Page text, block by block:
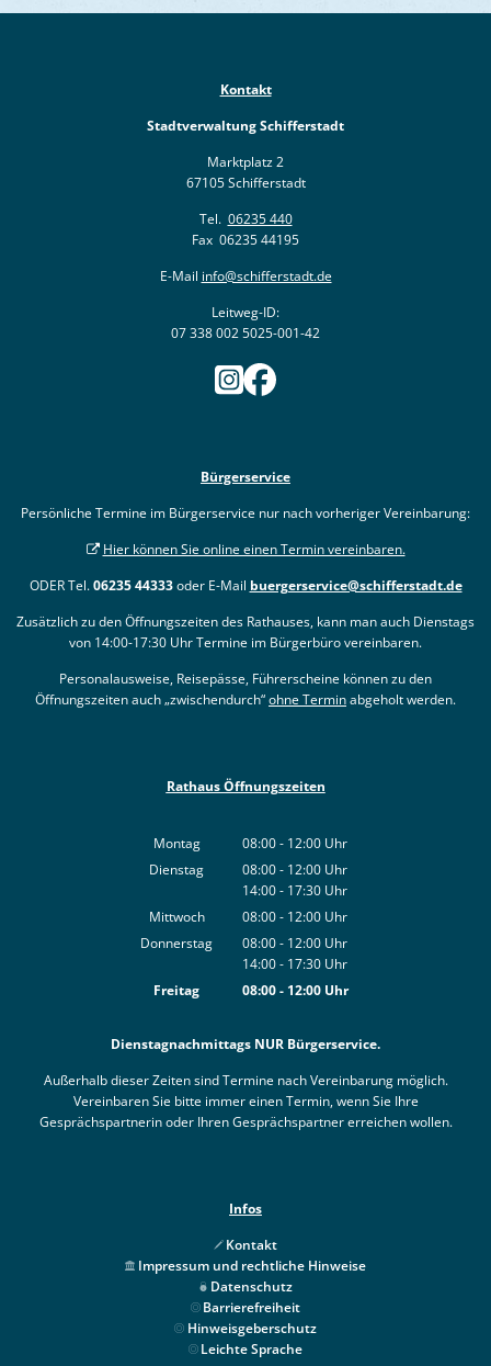
Kontakt
Stadtverwaltung Schifferstadt
Marktplatz 2
67105 Schifferstadt
Tel. 06235 440
Fax 06235 44195
E-Mail info@schifferstadt.de
Leitweg-ID:
07 338 002 5025-001-42
Bürgerservice
Persönliche Termine im Bürgerservice nur nach vorheriger Vereinbarung:
Hier können Sie online einen Termin vereinbaren.
ODER Tel.06235 44333oder E-Mail buergerservice@schifferstadt.de
Zusätzlich zu den Öffnungszeiten des Rathauses, kann man auch Dienstags
von 14:00-17:30 Uhr Termine im Bürgerbüro vereinbaren.
Personalausweise, Reisepässe, Führerscheine können zu den
Öffnungszeiten auch „zwischendurch“ohne Terminabgeholt werden.
Rathaus Öffnungszeiten
Montag 08:00- 12:00 Uhr
Von 08:00 bis 12:00 Uhr
Dienstag 08:00- 12:00 Uhr
Von 08:00 bis 12:00 Uhr
14:00- 17:30 Uhr
Von 14:00 bis 17:30 Uhr
Mittwoch 08:00- 12:00 Uhr
Von 08:00 bis 12:00 Uhr
Donnerstag 08:00- 12:00 Uhr
Von 08:00 bis 12:00 Uhr
14:00- 17:30 Uhr
Von 14:00 bis 17:30 Uhr
Freitag 08:00- 12:00Uhr
Dienstagnachmittags NUR Bürgerservice.
Außerhalb dieser Zeiten sind Termine nach Vereinbarung möglich.
Vereinbaren Sie bitte immer einen Termin, wenn Sie Ihre
Gesprächspartnerin oder Ihren Gesprächspartner erreichen wollen.
Infos
Kontakt
Impressum und rechtliche Hinweise
Datenschutz
Barrierefreiheit
Hinweisgeberschutz
Leichte Sprache